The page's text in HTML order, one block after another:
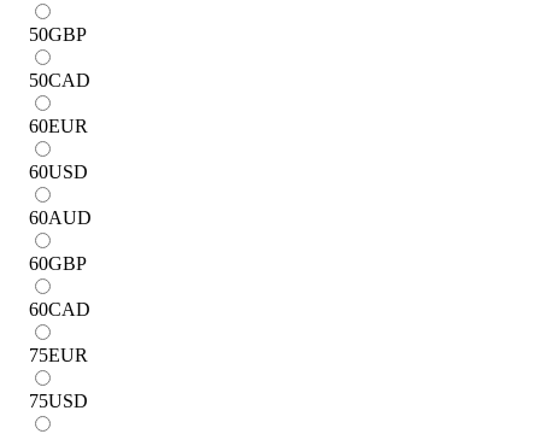
50GBP
50CAD
60EUR
60USD
60AUD
60GBP
60CAD
75EUR
75USD